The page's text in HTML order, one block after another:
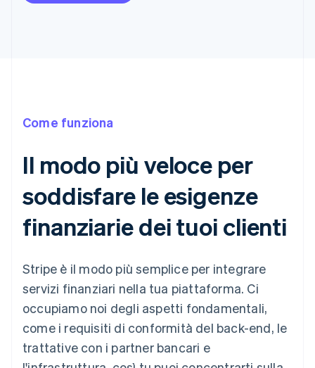
Come funziona
Il modo più veloce per
soddisfare le esigenze
finanziarie dei tuoi clienti
Stripe è il modo più semplice per integrare
servizi finanziari nella tua piattaforma. Ci
occupiamo noi degli aspetti fondamentali,
come i requisiti di conformità del back-end, le
trattative con i partner bancari e